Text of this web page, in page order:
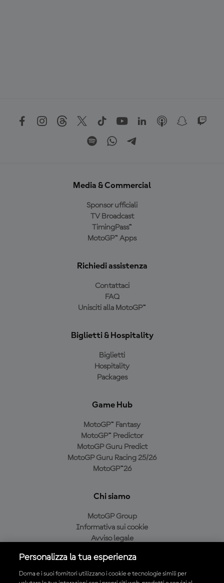
Media & Commercial
Sponsor ufficiali
TV Broadcast
TimingPass™
MotoGP™ Apps
Richiedi assistenza
Contattaci
FAQ
Unisciti alla MotoGP™
Biglietti & Hospitality
Biglietti
Hospitality
Packages
Game Hub
MotoGP™ Fantasy
MotoGP™ Predictor
MotoGP Guru Predict
MotoGP Guru Racing 25/26
MotoGP™26
Chi siamo
MotoGP Group
Informativa sui cookie
Avviso legale
Condizioni di acquisto
Personalizza la tua esperienza
Dorna e i suoi fornitori utilizzano i cookie e tecnologie simili per